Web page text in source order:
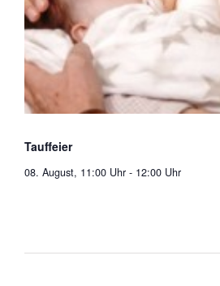
Tauffeier
08. August, 11:00 Uhr - 12:00 Uhr